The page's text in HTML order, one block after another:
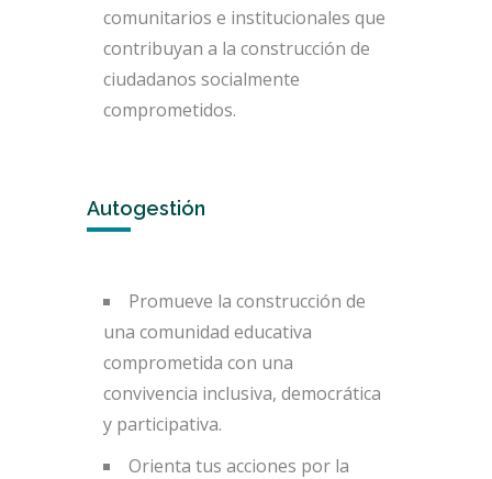
comunitarios e institucionales que
contribuyan a la construcción de
ciudadanos socialmente
comprometidos.
Autogestión
Promueve la construcción de
una comunidad educativa
comprometida con una
convivencia inclusiva, democrática
y participativa.
Orienta tus acciones por la